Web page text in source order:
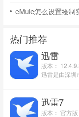
eMule怎么设置绘制
热门推荐
迅雷
版本：
迅雷7
版本： 官方版